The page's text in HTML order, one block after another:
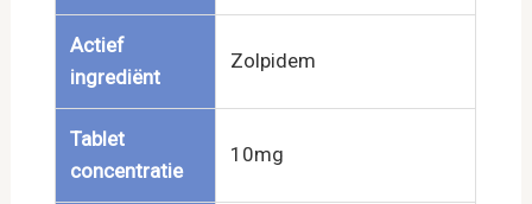
Actief
ingrediënt
Zolpidem
Tablet
concentratie
10mg